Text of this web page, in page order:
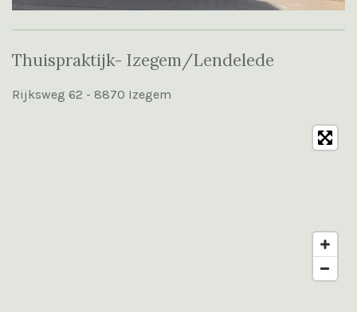
Thuispraktijk- Izegem/Lendelede
Rijksweg 62 - 8870 Izegem